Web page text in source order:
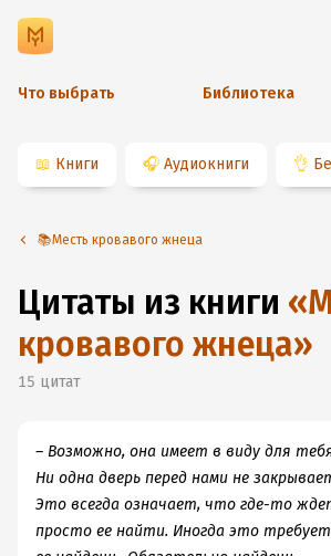
Что выбрать Библиотека
📖 Книги 🎧 Аудиокниги 👌
📚Месть кровавого жнеца
Цитаты из книги «
кровавого жнеца»
15 цитат
– Возможно, она имеет в виду для
Ни одна дверь перед нами не
Это всегда означает, что где-то
просто ее найти. Иногда это